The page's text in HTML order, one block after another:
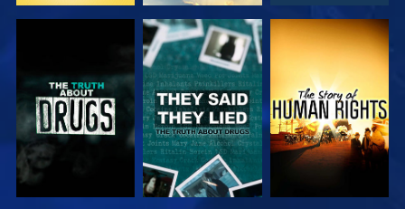
REGARDER REGARDER